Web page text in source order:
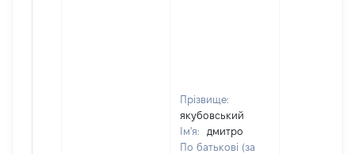
Прізвище:
якубовський
Ім'я:
дмитро
По батькові (за